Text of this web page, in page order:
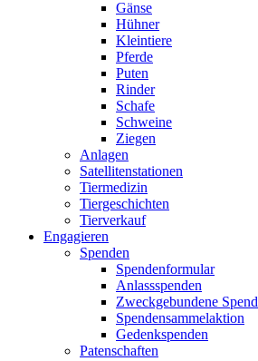
Gänse
Hühner
Kleintiere
Pferde
Puten
Rinder
Schafe
Schweine
Ziegen
Anlagen
Satellitenstationen
Tiermedizin
Tiergeschichten
Tierverkauf
Engagieren
Spenden
Spendenformular
Anlassspenden
Zweckgebundene
Spendensammelaktion
Gedenkspenden
Patenschaften